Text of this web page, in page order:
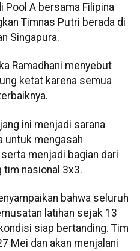
Pool A bersama Filipina
Timnas Putri berada di
Singapura.
Ramadhani menyebut
ketat karena semua
ini menjadi sarana
untuk mengasah
menjadi bagian dari
tim nasional 3x3.
bahwa seluruh
latihan sejak 13
siap bertanding. Tim
Mei dan akan menjalani